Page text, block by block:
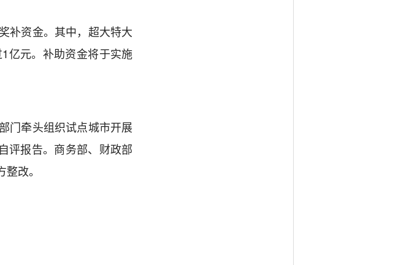
资金。其中，超大特大
亿元。补助资金将于实施
牵头组织试点城市开展
评报告。商务部、财政部
改。